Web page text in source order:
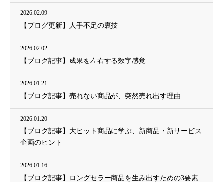
2026.02.09
【ブログ更新】人手不足の裏技
2026.02.02
【ブログ記事】成果を左右する数字感覚
2026.01.21
【ブログ記事】売れない商品が、突然売れ出す理由
2026.01.20
【ブログ記事】大ヒット商品に学ぶ、新商品・新サービス
企画のヒント
2026.01.16
【ブログ記事】ロングセラー商品を生み出すための3要素